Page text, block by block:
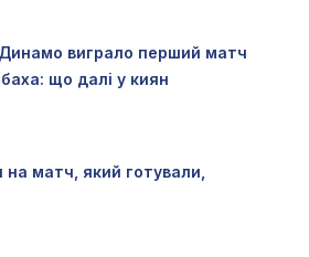
Динамо виграло перший матч
що далі у киян
на матч, який готували,